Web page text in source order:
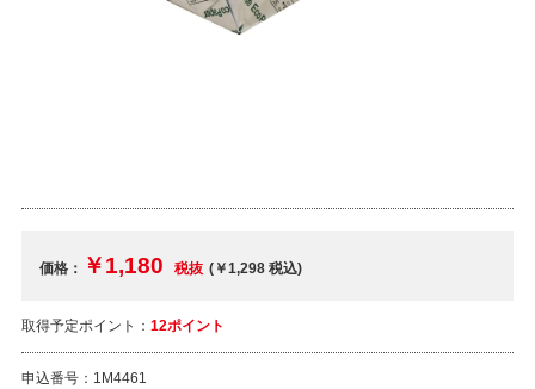
価格： ￥1,180 税抜 (￥1,298税込)
取得予定ポイント： 12ポイント
申込番号： 1M4461